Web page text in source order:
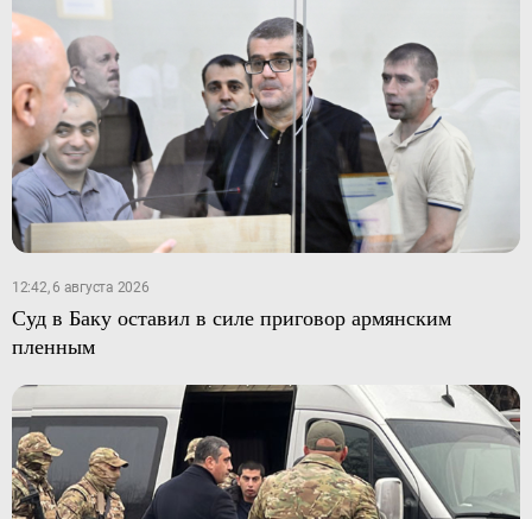
12:42, 6 августа 2026
Суд в Баку оставил в силе приговор армянским
пленным